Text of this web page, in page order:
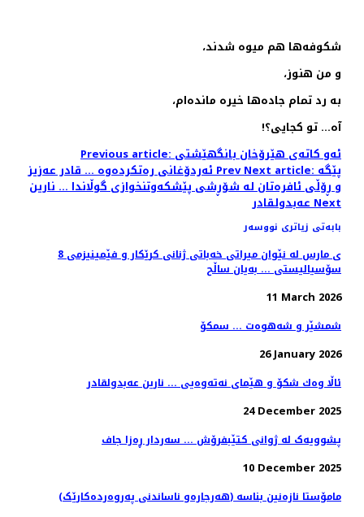
شکوفه‌ها هم میوه شدند،
و من هنوز،
به رد تمام جاده‌ها خیره‌ مانده‌ام،
آه... تو کجایی؟!
Previous article: ئه‌و كاته‌ى هێرۆخان بانگهێشتى
ئه‌ردۆغانى ره‌تكرده‌وه‌ ... قادر عەزیزPrevNext article: پێگە
و ڕۆڵی ئافرەتان لە شۆڕشی پێشکەوتنخوازی گوڵاندا ... نارین
عەبدولقادرNext
بابەتی زیاتری نووسەر
8 ی مارس لە نێوان میراتی خەباتی ژنانی کرێکار و فێمینیزمی
سۆسیالیستی ... بەیان ساڵح
11 March 2026
شمشێر و شەهوەت ... سمکۆ
26 January 2026
ئاڵا وەك شكۆ و هێمای نەتەوەیی ... نارین عەبدولقادر
24 December 2025
پشوويەک لە ژوانی کتێبفرۆش ... سەردار ڕەزا جاف
10 December 2025
(هەرجارەو ناساندنی پەروەردەکارێک) مامۆستا نازەنین بناسە